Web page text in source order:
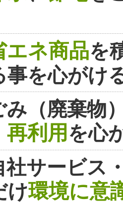
エネ商品を
事を心がけ
み（廃棄物
再利用を心
社サービス
け環境に意